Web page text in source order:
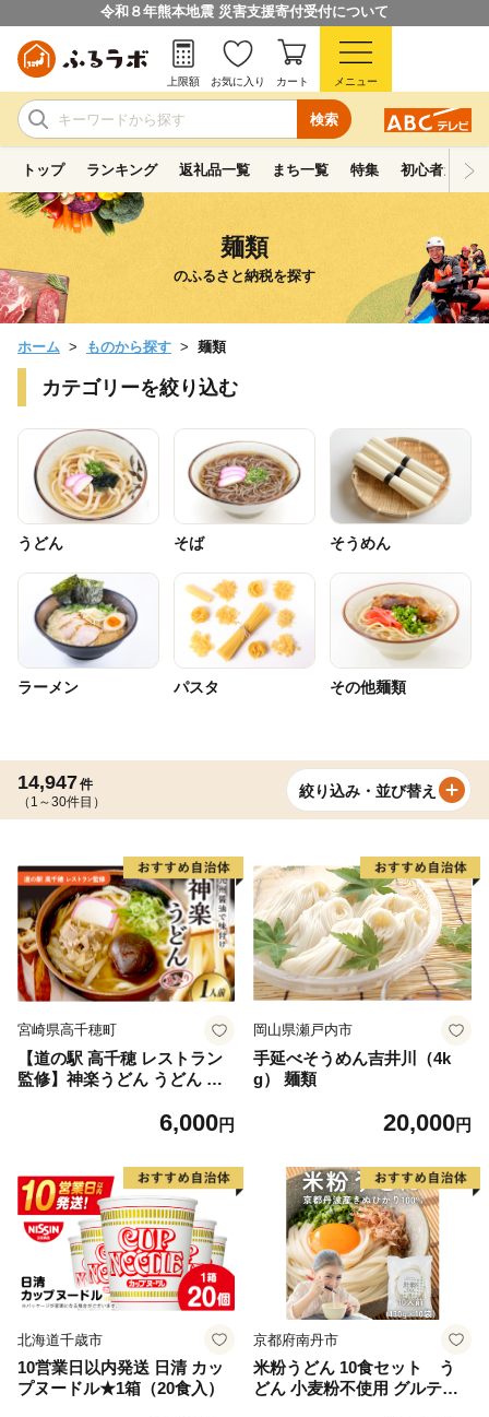
令和８年熊本地震 災害支援寄付受付について
検索
上限額 お気に入り カート メニュー
トップ ランキング 返礼品一覧 まち一覧 特集 初心者ガイド
麺類
のふるさと納税を探す
ホーム ものから探す 麺類
カテゴリーを絞り込む
うどん そば そうめん
ラーメン パスタ その他麺類
14,947件
（1～30件目）
絞り込み・並び替え
宮崎県高千穂町
【道の駅 高千穂 レストラン
監修】神楽うどん うどん 冷
お出汁 惣菜 加工品 冷凍 手軽
05-104
6,000円
岡山県瀬戸内市
手延べそうめん吉井川（4k
g） 麺類
20,000円
北海道千歳市
10営業日以内発送 日清 カッ
プヌードル★1箱（20食入）
京都府南丹市
米粉うどん 10食セット う
どん 小麦粉不使用 グルテン